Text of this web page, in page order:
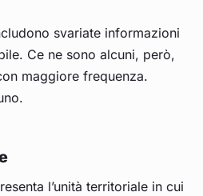
svariate informazioni
Ce ne sono alcuni, però,
maggiore frequenza.
l’unità territoriale in cui